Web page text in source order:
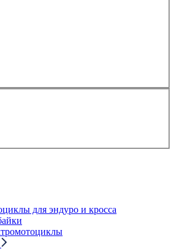
для эндуро и кросса